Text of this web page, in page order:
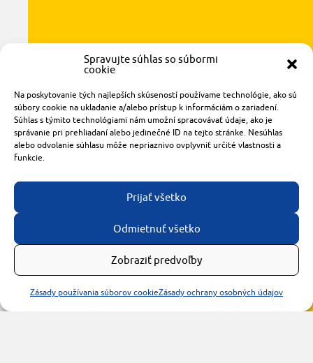
Spravujte súhlas so súbormi
cookie
Na poskytovanie tých najlepších skúseností používame technológie, ako sú
súbory cookie na ukladanie a/alebo prístup k informáciám o zariadení.
Súhlas s týmito technológiami nám umožní spracovávať údaje, ako je
správanie pri prehliadaní alebo jedinečné ID na tejto stránke. Nesúhlas
alebo odvolanie súhlasu môže nepriaznivo ovplyvniť určité vlastnosti a
funkcie.
Prijať všetko
Odmietnuť všetko
Zobraziť predvoľby
Zásady používania súborov cookieZásady ochrany osobných údajov
Radlinského 1611/14
921 01 Piešťany
obchod@rzparkety.sk
+421 905 119 087